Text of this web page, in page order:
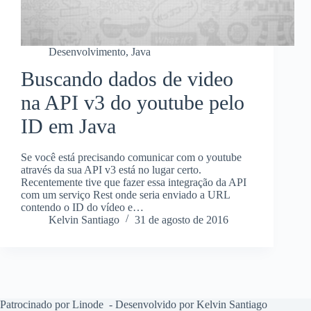
Desenvolvimento, Java
Buscando dados de video
na API v3 do youtube pelo
ID em Java
Se você está precisando comunicar com o youtube
através da sua API v3 está no lugar certo.
Recentemente tive que fazer essa integração da API
com um serviço Rest onde seria enviado a URL
contendo o ID do vídeo e…
Kelvin Santiago
31 de agosto de 2016
Patrocinado por Linode - Desenvolvido por Kelvin Santiago